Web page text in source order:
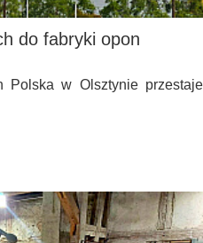
do fabryki opon
w Olsztynie przestaje